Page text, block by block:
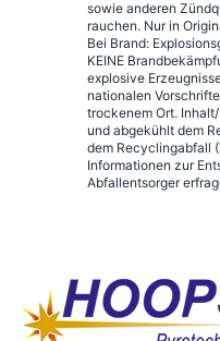
sowie anderen
rauchen. Nur in
Bei Brand:
KEINE
explosive
nationalen
trockenem Ort.
und abgekühlt dem
dem Recyclingabfall
Informationen zur
Abfallentsorger